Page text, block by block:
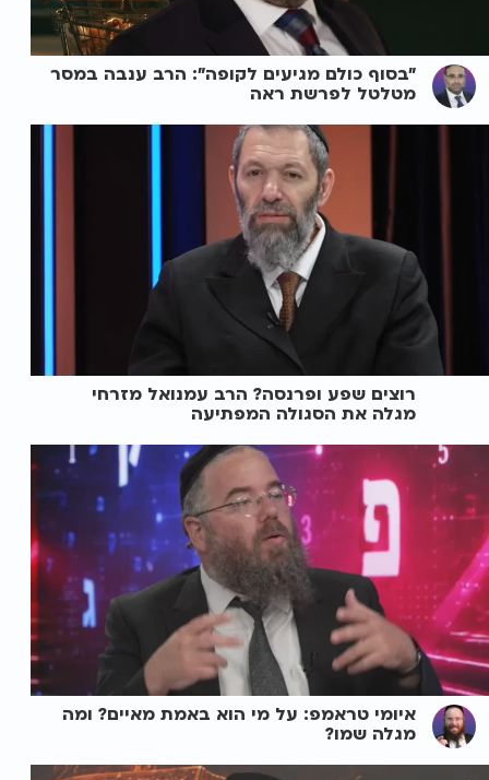
"בסוף כולם מגיעים לקופה": הרב ענבה במסר
מטלטל לפרשת ראה
רוצים שפע ופרנסה? הרב עמנואל מזרחי
מגלה את הסגולה המפתיעה
איומי טראמפ: על מי הוא באמת מאיים? ומה
מגלה שמו?